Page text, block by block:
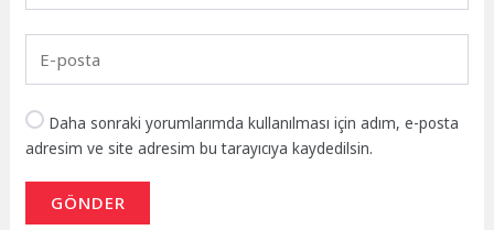
Daha sonraki yorumlarımda kullanılması için adım, e-posta
adresim ve site adresim bu tarayıcıya kaydedilsin.
GÖNDER